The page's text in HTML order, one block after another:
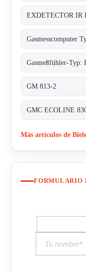
GM 813-2
GMC ECOLINE
Más artículos de
FORMULARIO